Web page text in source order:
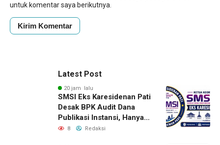
untuk komentar saya berikutnya.
Latest Post
20 jam lalu
SMSI Eks Karesidenan Pati
Desak BPK Audit Dana
Publikasi Instansi, Hanya
untuk Perusahaan Pers
8 Redaksi